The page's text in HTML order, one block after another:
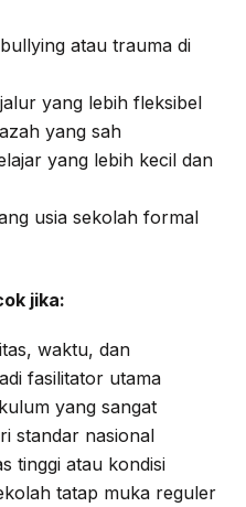
atau trauma di
yang lebih fleksibel
yang sah
yang lebih kecil dan
usia sekolah formal
jika:
waktu, dan
fasilitator utama
yang sangat
standar nasional
tinggi atau kondisi
tatap muka reguler